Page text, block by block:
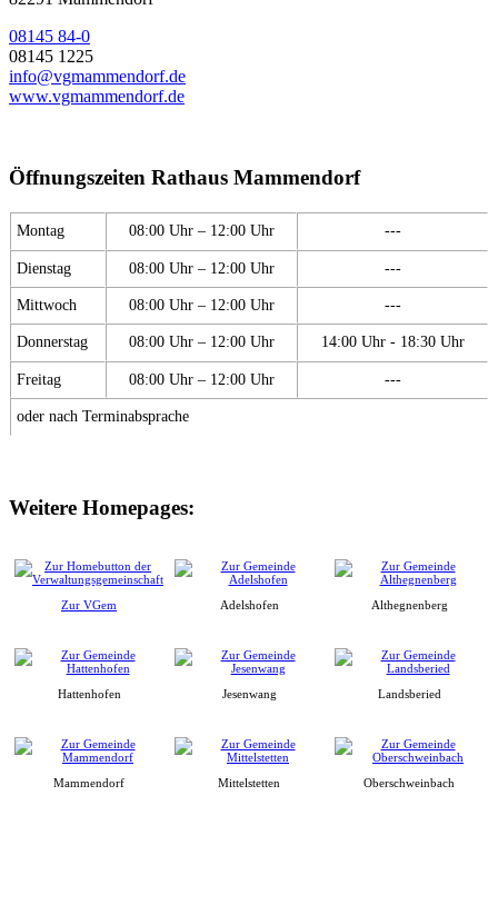
08145 84-0
08145 1225
info@vgmammendorf.de
www.vgmammendorf.de
Öffnungszeiten Rathaus Mammendorf
Montag 08:00 Uhr – 12:00 Uhr ---
Dienstag 08:00 Uhr – 12:00 Uhr ---
Mittwoch 08:00 Uhr – 12:00 Uhr ---
Donnerstag 08:00 Uhr – 12:00 Uhr 14:00 Uhr - 18:30 Uhr
Freitag 08:00 Uhr – 12:00 Uhr ---
oder nach Terminabsprache
Weitere Homepages:
Zur VGem Adelshofen Althegnenberg
Hattenhofen Jesenwang Landsberied
Mammendorf Mittelstetten Oberschweinbach